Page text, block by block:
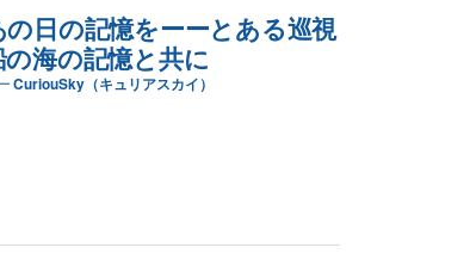
の日の記憶をーーとある巡視
の海の記憶と共に
CuriouSky（キュリアスカイ）